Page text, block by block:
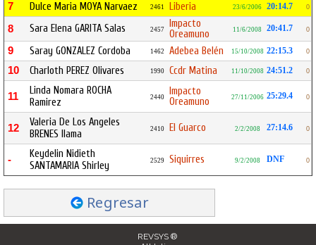
7 Dulce Maria MOYA Narvaez 2461 Liberia 23/6/2006 20:14.7 0
8 Sara Elena GARITA Salas 2457
Impacto
Oreamuno
11/6/2008 20:41.7 0
9 Saray GONZALEZ Cordoba 1462 Adebea Belén 15/10/2008 22:15.3 0
10 Charloth PEREZ Olivares 1990 Ccdr Matina 11/10/2008 24:51.2 0
11
Linda Nomara ROCHA
Ramirez
2440
Impacto
Oreamuno
27/11/2006 25:29.4 0
12
Valeria De Los Angeles
BRENES Ilama
2410 El Guarco 2/2/2008 27:14.6 0
-
Keydelin Nidieth
SANTAMARIA Shirley
2529 Siquirres 9/2/2008 DNF 0
Regresar
REVSYS ®